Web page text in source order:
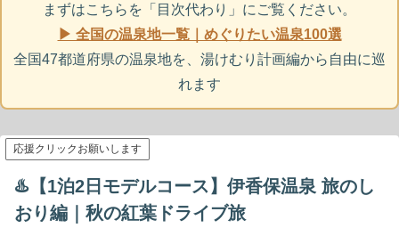
まずはこちらを「目次代わり」にご覧ください。
▶ 全国の温泉地一覧｜めぐりたい温泉100選
全国47都道府県の温泉地を、湯けむり計画編から自由に巡
れます
応援クリックお願いします
♨️【1泊2日モデルコース】伊香保温泉 旅のし
おり編｜秋の紅葉ドライブ旅